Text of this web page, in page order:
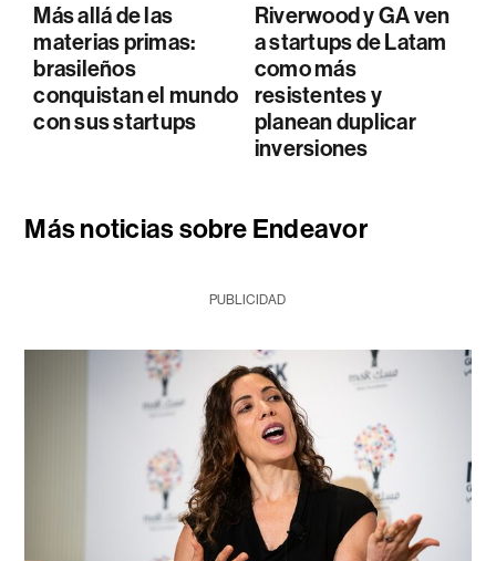
Más allá de las
materias primas:
brasileños
conquistan el mundo
con sus startups
Riverwood y GA ven
a startups de Latam
como más
resistentes y
planean duplicar
inversiones
Más noticias sobre Endeavor
PUBLICIDAD